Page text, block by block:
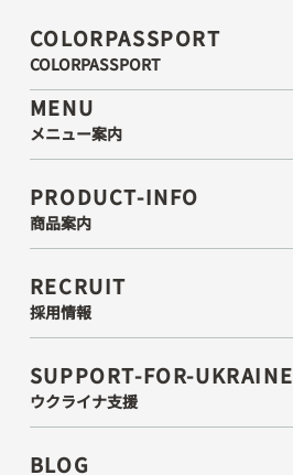
BLOG
PRODUCT-INFO
商品案内
RECRUIT
採用情報
SUPPORT-FOR-UKRAINE
ウクライナ支援
MENU
メニュー案内
COLORPASSPORT
COLORPASSPORT